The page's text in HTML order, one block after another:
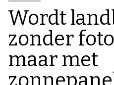
Wordt
zonder
maar met